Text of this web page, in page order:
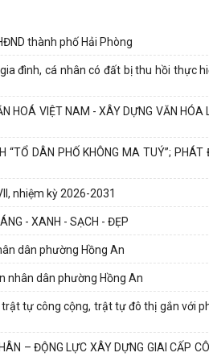
thành phố Hải Phòng
đình, cá nhân có đất bị thu hồi thực
HOÁ VIỆT NAM - XÂY DỰNG VĂN HÓA
“TỔ DÂN PHỐ KHÔNG MA TUÝ”; PHÁT
nhiệm kỳ 2026-2031
- XANH - SẠCH - ĐẸP
dân phường Hồng An
nhân dân phường Hồng An
tự công cộng, trật tự đô thị gắn với
– ĐỘNG LỰC XÂY DỰNG GIAI CẤP